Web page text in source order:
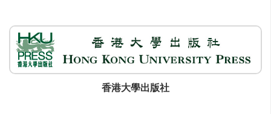
香港大學出版社